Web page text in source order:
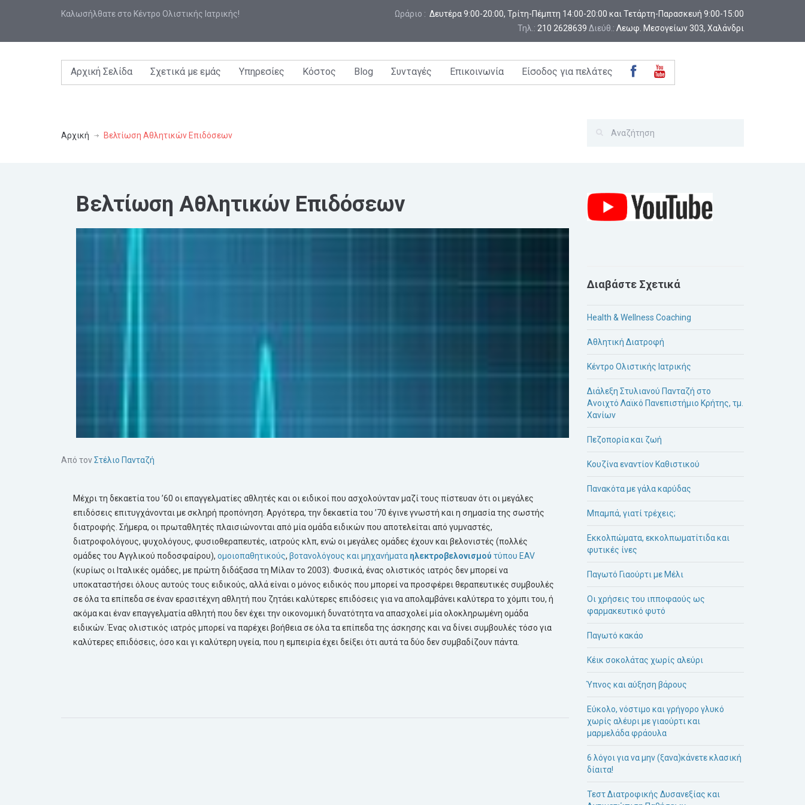
Καλωσήλθατε στο Κέντρο Ολιστικής Ιατρικής! Ωράριο : Δευτέρα 9:00-20:00, Τρίτη-Πέμπτη 14:00-20:00 και Τετάρτη-Παρασκευή 9:00-15:00
Τηλ.: 210 2628639 Διεύθ.: Λεωφ. Μεσογείων 303, Χαλάνδρι
Αρχική Σελίδα Σχετικά με εμάς Υπηρεσίες Κόστος Blog Συνταγές Επικοινωνία Είσοδος για πελάτες
Αρχική Βελτίωση Αθλητικών Επιδόσεων
Βελτίωση Αθλητικών Επιδόσεων
Από τονΣτέλιο Πανταζή
Μέχρι τη δεκαετία του ’60 οι επαγγελματίες αθλητές και οι ειδικοί που ασχολούνταν μαζί τους πίστευαν ότι οι μεγάλες
επιδόσεις επιτυγχάνονται με σκληρή προπόνηση. Αργότερα, την δεκαετία του ’70 έγινε γνωστή και η σημασία της σωστής
διατροφής. Σήμερα, οι πρωταθλητές πλαισιώνονται από μία ομάδα ειδικών που αποτελείται από γυμναστές,
διατροφολόγους, ψυχολόγους, φυσιοθεραπευτές, ιατρούς κλπ, ενώ οι μεγάλες ομάδες έχουν και βελονιστές (πολλές
ομάδες του Αγγλικού ποδοσφαίρου), ομοιοπαθητικούς, βοτανολόγους και μηχανήματα ηλεκτροβελονισμού τύπου EAV
(κυρίως οι Ιταλικές ομάδες, με πρώτη διδάξασα τη Μίλαν το 2003). Φυσικά, ένας ολιστικός ιατρός δεν μπορεί να
υποκαταστήσει όλους αυτούς τους ειδικούς, αλλά είναι ο μόνος ειδικός που μπορεί να προσφέρει θεραπευτικές συμβουλές
σε όλα τα επίπεδα σε έναν ερασιτέχνη αθλητή που ζητάει καλύτερες επιδόσεις για να απολαμβάνει καλύτερα το χόμπι του, ή
ακόμα και έναν επαγγελματία αθλητή που δεν έχει την οικονομική δυνατότητα να απασχολεί μία ολοκληρωμένη ομάδα
ειδικών. Ένας ολιστικός ιατρός μπορεί να παρέχει βοήθεια σε όλα τα επίπεδα της άσκησης και να δίνει συμβουλές τόσο για
καλύτερες επιδόσεις, όσο και γι καλύτερη υγεία, που η εμπειρία έχει δείξει ότι αυτά τα δύο δεν συμβαδίζουν πάντα.
Διαβάστε Σχετικά
Health & Wellness Coaching
Αθλητική Διατροφή
Κέντρο Ολιστικής Ιατρικής
Διάλεξη Στυλιανού Πανταζή στο
Ανοιχτό Λαϊκό Πανεπιστήμιο Κρήτης, τμ.
Χανίων
Πεζοπορία και ζωή
Κουζίνα εναντίον Καθιστικού
Πανακότα με γάλα καρύδας
Μπαμπά, γιατί τρέχεις;
Εκκολπώματα, εκκολπωματίτιδα και
φυτικές ίνες
Παγωτό Γιαούρτι με Μέλι
Οι χρήσεις του ιπποφαούς ως
φαρμακευτικό φυτό
Παγωτό κακάο
Κέικ σοκολάτας χωρίς αλεύρι
Ύπνος και αύξηση βάρους
Εύκολο, νόστιμο και γρήγορο γλυκό
χωρίς αλέυρι με γιαούρτι και
μαρμελάδα φράουλα
6 λόγοι για να μην (ξανα)κάνετε κλασική
δίαιτα!
Τεστ Διατροφικής Δυσανεξίας και